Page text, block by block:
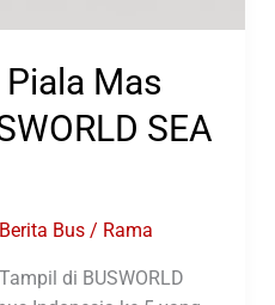
Mas
SEA
Berita Bus/ Rama
di BUSWORLD